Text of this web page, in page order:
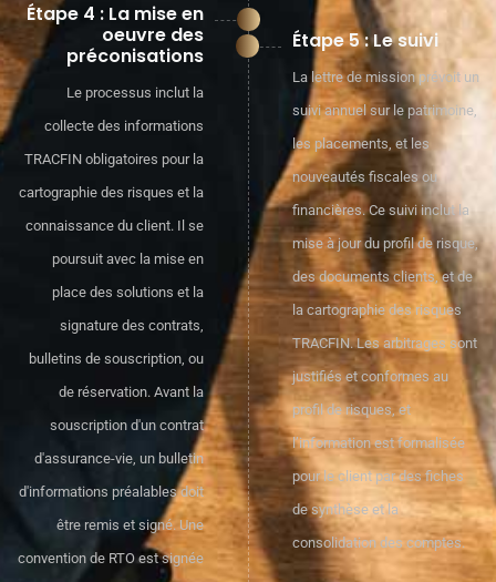
Étape 4 : La mise en
oeuvre des
préconisations
Le processus inclut la
collecte des informations
TRACFIN obligatoires pour la
cartographie des risques et la
connaissance du client. Il se
poursuit avec la mise en
place des solutions et la
signature des contrats,
bulletins de souscription, ou
de réservation. Avant la
souscription d'un contrat
d'assurance-vie, un bulletin
d'informations préalables doit
être remis et signé. Une
convention de RTO est signée
Étape 5 : Le suivi
La lettre de mission prévoit un
suivi annuel sur le patrimoine,
les placements, et les
nouveautés fiscales ou
financières. Ce suivi inclut la
mise à jour du profil de risque,
des documents clients, et de
la cartographie des risques
TRACFIN. Les arbitrages sont
justifiés et conformes au
profil de risques, et
l’information est formalisée
pour le client par des fiches
de synthèse et la
consolidation des comptes.